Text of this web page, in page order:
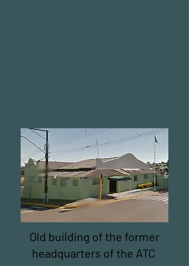
Old building of the former
headquarters of the ATC